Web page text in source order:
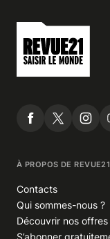
À PROPOS DE REVUE21
Contacts
Qui sommes-nous ?
Découvrir nos offres
S’abonner